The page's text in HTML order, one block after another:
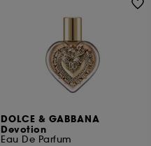
DOLCE & GABBANA
Devotion
Eau De Parfum